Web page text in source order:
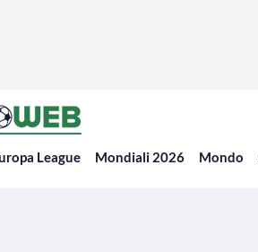
League Mondiali 2026 Mondo